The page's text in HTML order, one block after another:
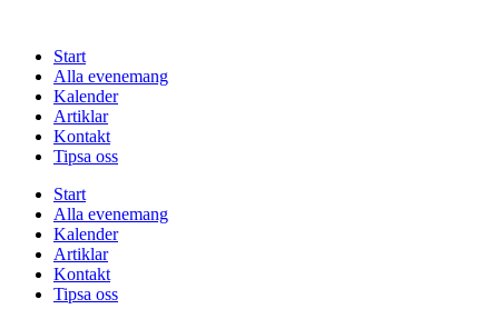
Start
Alla evenemang
Kalender
Artiklar
Kontakt
Tipsa oss
Start
Alla evenemang
Kalender
Artiklar
Kontakt
Tipsa oss